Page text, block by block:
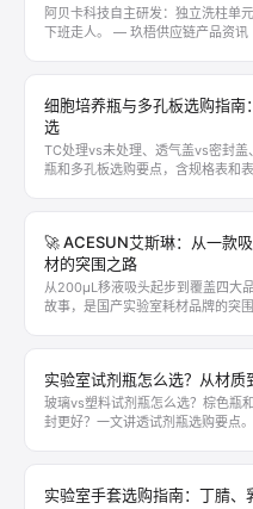
阿贝卡科技自主研发：独立洗柱单
下班走人。 — 玖梧供应链产品资讯
细胞培养瓶与多孔板选购指
选
TC处理vs未处理、透气盖vs密封
瓶和多孔板选购要点，含规格表和
🚀 ACESUN艾斯琳：从一款
材的突围之路
从200μL移液吸头起步到覆盖四大
故事，是国产实验室耗材品牌的突
实验室试剂瓶怎么选？从材
玻璃vs塑料试剂瓶怎么选？棕色瓶
封更好？一文讲透试剂瓶选购要点
实验室手套选购指南：丁腈